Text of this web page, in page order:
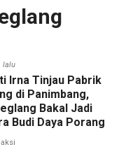
lalu
Irna Tinjau Pabrik
di Panimbang,
Bakal Jadi
Budi Daya Porang